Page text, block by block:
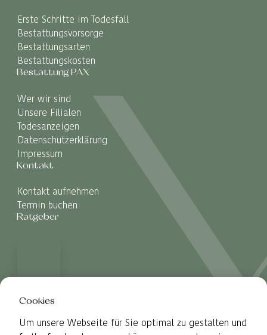
Erste Schritte im Todesfall
Bestattungsvorsorge
Bestattungsarten
Bestattungskosten
Bestattung PAX
Wer wir sind
Unsere Filialen
Todesanzeigen
Datenschutzerklärung
Impressum
Kontakt
Kontakt aufnehmen
Termin buchen
Ratgeber
Cookies
Um unsere Webseite für Sie optimal zu gestalten und